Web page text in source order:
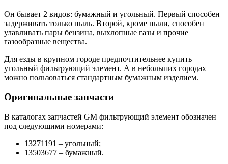
Он бывает 2 видов: бумажный и угольный. Первый способен
задерживать только пыль. Второй, кроме пыли, способен
улавливать пары бензина, выхлопные газы и прочие
газообразные вещества.
Для езды в крупном городе предпочтительнее купить
угольный фильтрующий элемент. А в небольших городах
можно пользоваться стандартным бумажным изделием.
Оригинальные запчасти
В каталогах запчастей GM фильтрующий элемент обозначен
под следующими номерами:
13271191 – угольный;
13503677 – бумажный.